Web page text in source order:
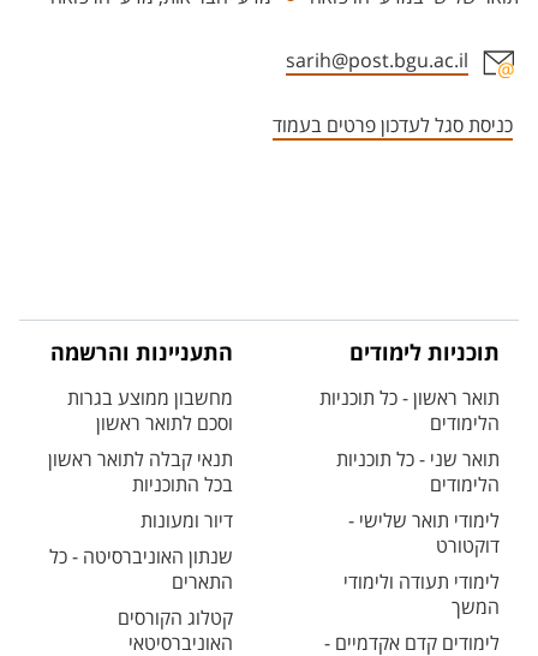
sarih@post.bgu.ac.il
כניסת סגל לעדכון פרטים בעמוד
תוכניות לימודים
תואר ראשון - כל תוכניות
הלימודים
תואר שני - כל תוכניות
הלימודים
לימודי תואר שלישי -
דוקטורט
לימודי תעודה ולימודי
המשך
לימודים קדם אקדמיים -
התעניינות והרשמה
מחשבון ממוצע בגרות
וסכם לתואר ראשון
תנאי קבלה לתואר ראשון
בכל התוכניות
דיור ומעונות
שנתון האוניברסיטה - כל
התארים
קטלוג הקורסים
האוניברסיטאי